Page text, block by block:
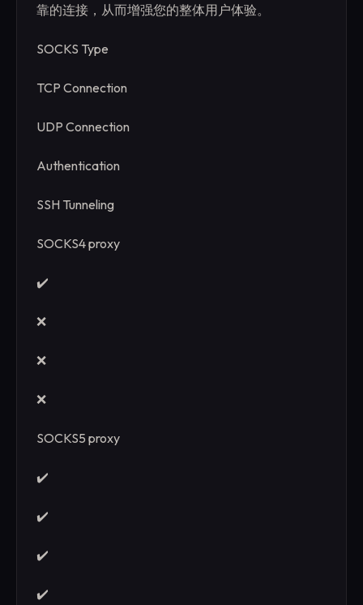
靠的连接，从而增强您的整体用户体验。
SOCKS Type
TCP Connection
UDP Connection
Authentication
SSH Tunneling
SOCKS4 proxy
✔️
❌
❌
❌
SOCKS5 proxy
✔️
✔️
✔️
✔️